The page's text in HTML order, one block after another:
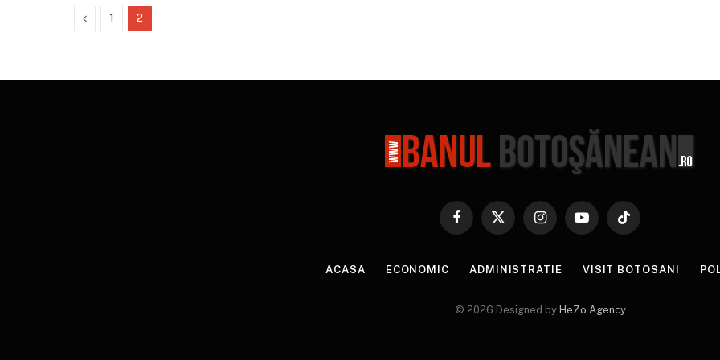
Previous
1 2
Facebook
X
InstagramYouTubeTikTok
ACASA ECONOMIC ADMINISTRATIE VISIT BOTOSANI
© 2026 Designed by HeZo Agency